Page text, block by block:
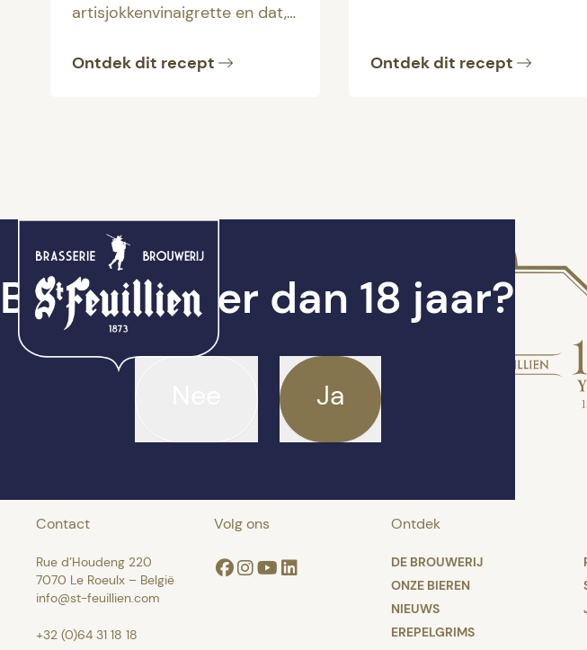
artisjokkenvinaigrette en dat,
Feuillien Grand Cru, uw
Ontdek dit recept Ontdek dit recept
Ben je ouder dan 18 jaar?
Ja
Contact
Rue d’Houdeng 220
7070 Le Roeulx – België
info@st-feuillien.com
+32 (0)64 31 18 18
Volg ons
Facebook
Instagram
YoutubeLinkedin
Ontdek
DE BROUWERIJ
ONZE BIEREN
NIEUWS
EREPELGRIMS